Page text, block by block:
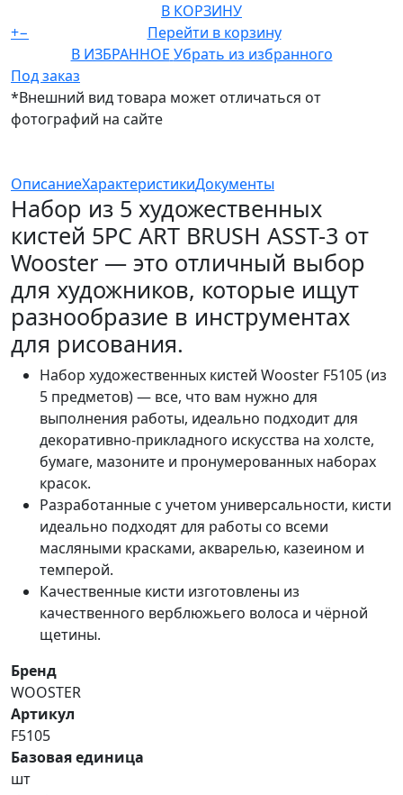
В КОРЗИНУ
+−
Перейти в корзину
В ИЗБРАННОЕ Убрать из избранного
Под заказ
*Внешний вид товара может отличаться от
фотографий на сайте
ОписаниеХарактеристикиДокументы
Набор из 5 художественных
кистей 5PC ART BRUSH ASST-3 от
Wooster — это отличный выбор
для художников, которые ищут
разнообразие в инструментах
для рисования.
Набор художественных кистей Wooster F5105 (из
5 предметов) — все, что вам нужно для
выполнения работы, идеально подходит для
декоративно-прикладного искусства на холсте,
бумаге, мазоните и пронумерованных наборах
красок.
Разработанные с учетом универсальности, кисти
идеально подходят для работы со всеми
масляными красками, акварелью, казеином и
темперой.
Качественные кисти изготовлены из
качественного верблюжьего волоса и чёрной
щетины.
Бренд
WOOSTER
Артикул
F5105
Базовая единица
шт